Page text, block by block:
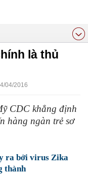
là thủ
04/2016
CDC khẳng định
hàng ngàn trẻ sơ
ra bởi virus Zika
thành